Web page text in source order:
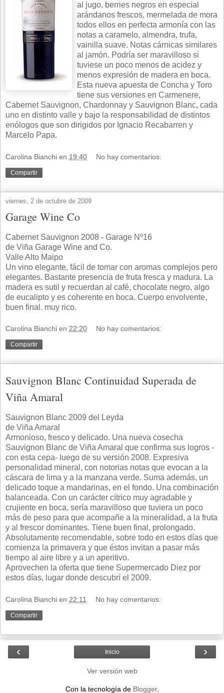
al jugo, berries negros en especial
arándanos frescos, mermelada de mora
todos ellos en perfecta armonía con las
notas a caramelo, almendra, trufa,
vainilla suave. Notas cárnicas similares
al jamón. Podría ser maravilloso si
tuviese un poco menos de acidez y
menos expresión de madera en boca.
Esta nueva apuesta de Concha y Toro
tiene sus versiones en Carmenere,
Cabernet Sauvignon, Chardonnay y Sauvignon Blanc, cada
uno en distinto valle y bajo la responsabilidad de distintos
enólogos que son dirigidos por Ignacio Recabarren y
Marcelo Papa.
Carolina Bianchi en 19:40 No hay comentarios:
Compartir
viernes, 2 de octubre de 2009
Garage Wine Co
Cabernet Sauvignon 2008 - Garage Nº16
de Viña Garage Wine and Co.
Valle Alto Maipo
Un vino elegante, fácil de tomar con aromas complejos pero
elegantes. Bastante presencia de fruta fresca y madura. La
madera es sutil y recuerdan al café, chocolate negro, algo
de eucalipto y es coherente en boca. Cuerpo envolvente,
buen final. muy rico.
Carolina Bianchi en 22:20 No hay comentarios:
Compartir
Sauvignon Blanc Continuidad Superada de
Viña Amaral
Sauvignon Blanc 2009 del Leyda
de Viña Amaral
Armonioso, fresco y delicado. Una nueva cosecha
Sauvignon Blanc de Viña Amaral que confirma sus logros -
con esta cepa- luego de su versión 2008. Expresiva
personalidad mineral, con notorias notas que evocan a la
cáscara de lima y a la manzana verde. Suma además, un
delicado toque a mandarinas, en el fondo. Una combinación
balanceada. Con un carácter cítrico muy agradable y
crujiente en boca, sería maravilloso que tuviera un poco
más de peso para que acompañe a la mineralidad, a la fruta
y al frescor dominantes. Tiene buen final, prolongado.
Absolutamente recomendable, sobre todo en estos días que
comienza la primavera y que éstos invitan a pasar más
tiempo al aire libre y a un aperitivo.
Aprovechen la oferta que tiene Supermercado Diez por
estos días, lugar donde descubrí el 2009.
Carolina Bianchi en 22:11 No hay comentarios:
Compartir
‹ ›
Inicio
Ver versión web
Con la tecnología de Blogger.